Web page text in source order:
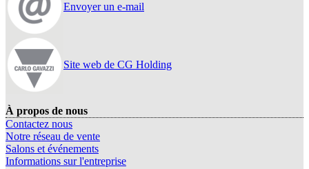
Envoyer un e-mail
Site web de CG Holding
À propos de nous
Contactez nous
Notre réseau de vente
Salons et événements
Informations sur l'entreprise